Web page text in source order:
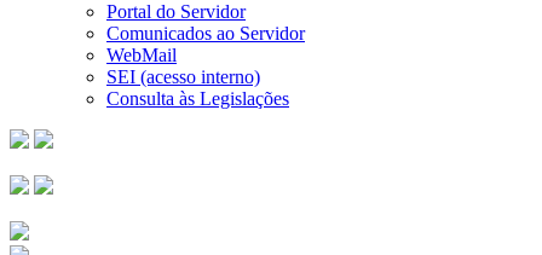
Portal do Servidor
Comunicados ao Servidor
WebMail
SEI (acesso interno)
Consulta às Legislações